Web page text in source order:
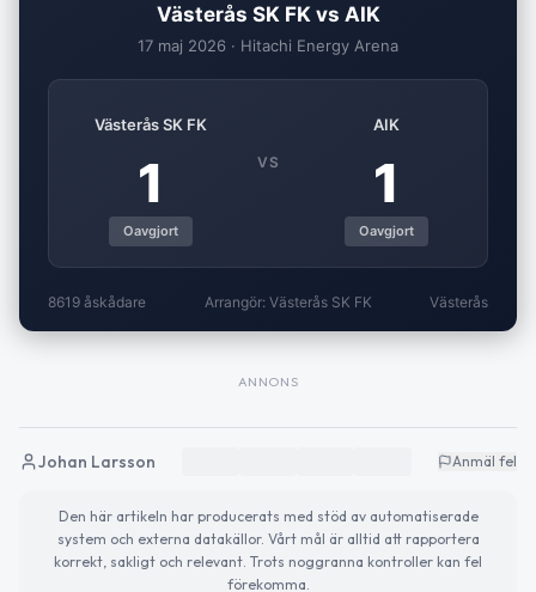
Västerås SK FK vs AIK
17 maj 2026 · Hitachi Energy Arena
Västerås SK FK
1
Oavgjort
VS
AIK
1
Oavgjort
8619 åskådare Arrangör: Västerås SK FK Västerås
ANNONS
Johan Larsson Anmäl fel
Den här artikeln har producerats med stöd av automatiserade
system och externa datakällor. Vårt mål är alltid att rapportera
korrekt, sakligt och relevant. Trots noggranna kontroller kan fel
förekomma.